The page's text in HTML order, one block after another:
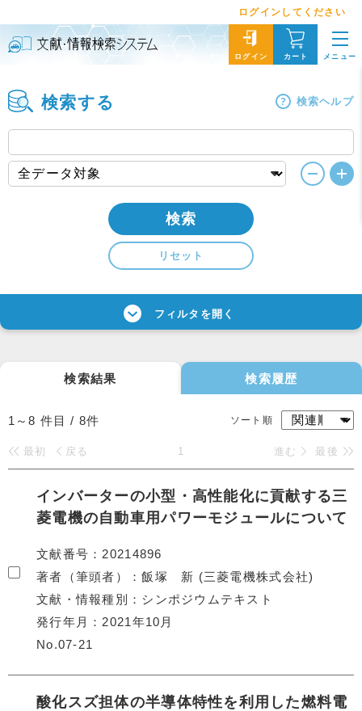
ログインしてください
ログイン カート メニュー
検索する 検索ヘルプ
検索
リセット
フィルタを開く
検索結果 検索履歴
1～8 件目 / 8件 ソート順
最初 戻る 1 進む 最後
インバーターの⼩型・⾼性能化に貢献する三
菱電機の⾃動⾞⽤パワーモジュールについて
文献番号
20214896
著者（筆頭者）
飯塚 新 (三菱電機株式会社)
文献・情報種別
シンポジウムテキスト
発行年月
2021年10月
No.07-21
酸化スズ担体の半導体特性を利用した燃料電